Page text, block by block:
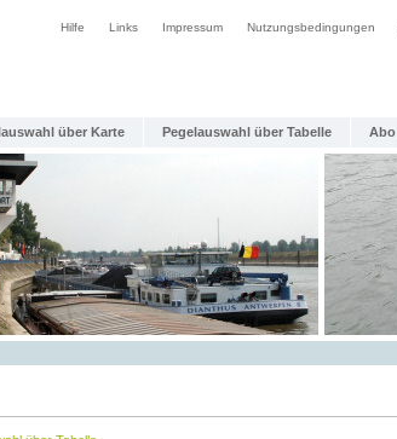
Hilfe Links Impressum Nutzungsbedingungen
über Karte Pegelauswahl über Tabelle Abo